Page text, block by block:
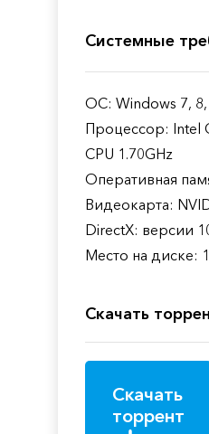
Системные
ОС: Windows 7, 8,
Процессор: Intel
CPU 1.70GHz
Оперативная
Видеокарта:
DirectX: версии
Место на диске:
Скачать
Скачать
торрент